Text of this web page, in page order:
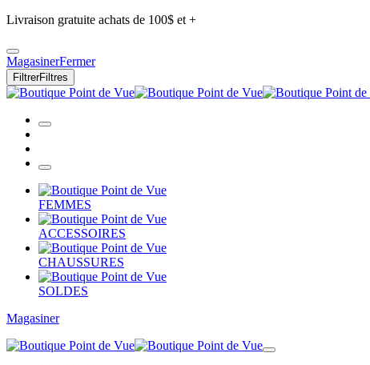
Livraison gratuite achats de 100$ et +
MagasinerFermer
FiltrerFiltres
FEMMES
ACCESSOIRES
CHAUSSURES
SOLDES
Magasiner